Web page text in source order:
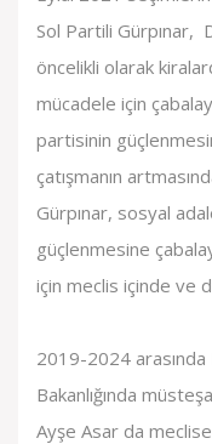
Sol Partili Gürpınar,
öncelikli olarak
mücadele için
partisinin
çatışmanın
Gürpınar, sosyal
güçlenmesine
için meclis içinde ve
2019-2024
Bakanlığında
Ayşe Asar da